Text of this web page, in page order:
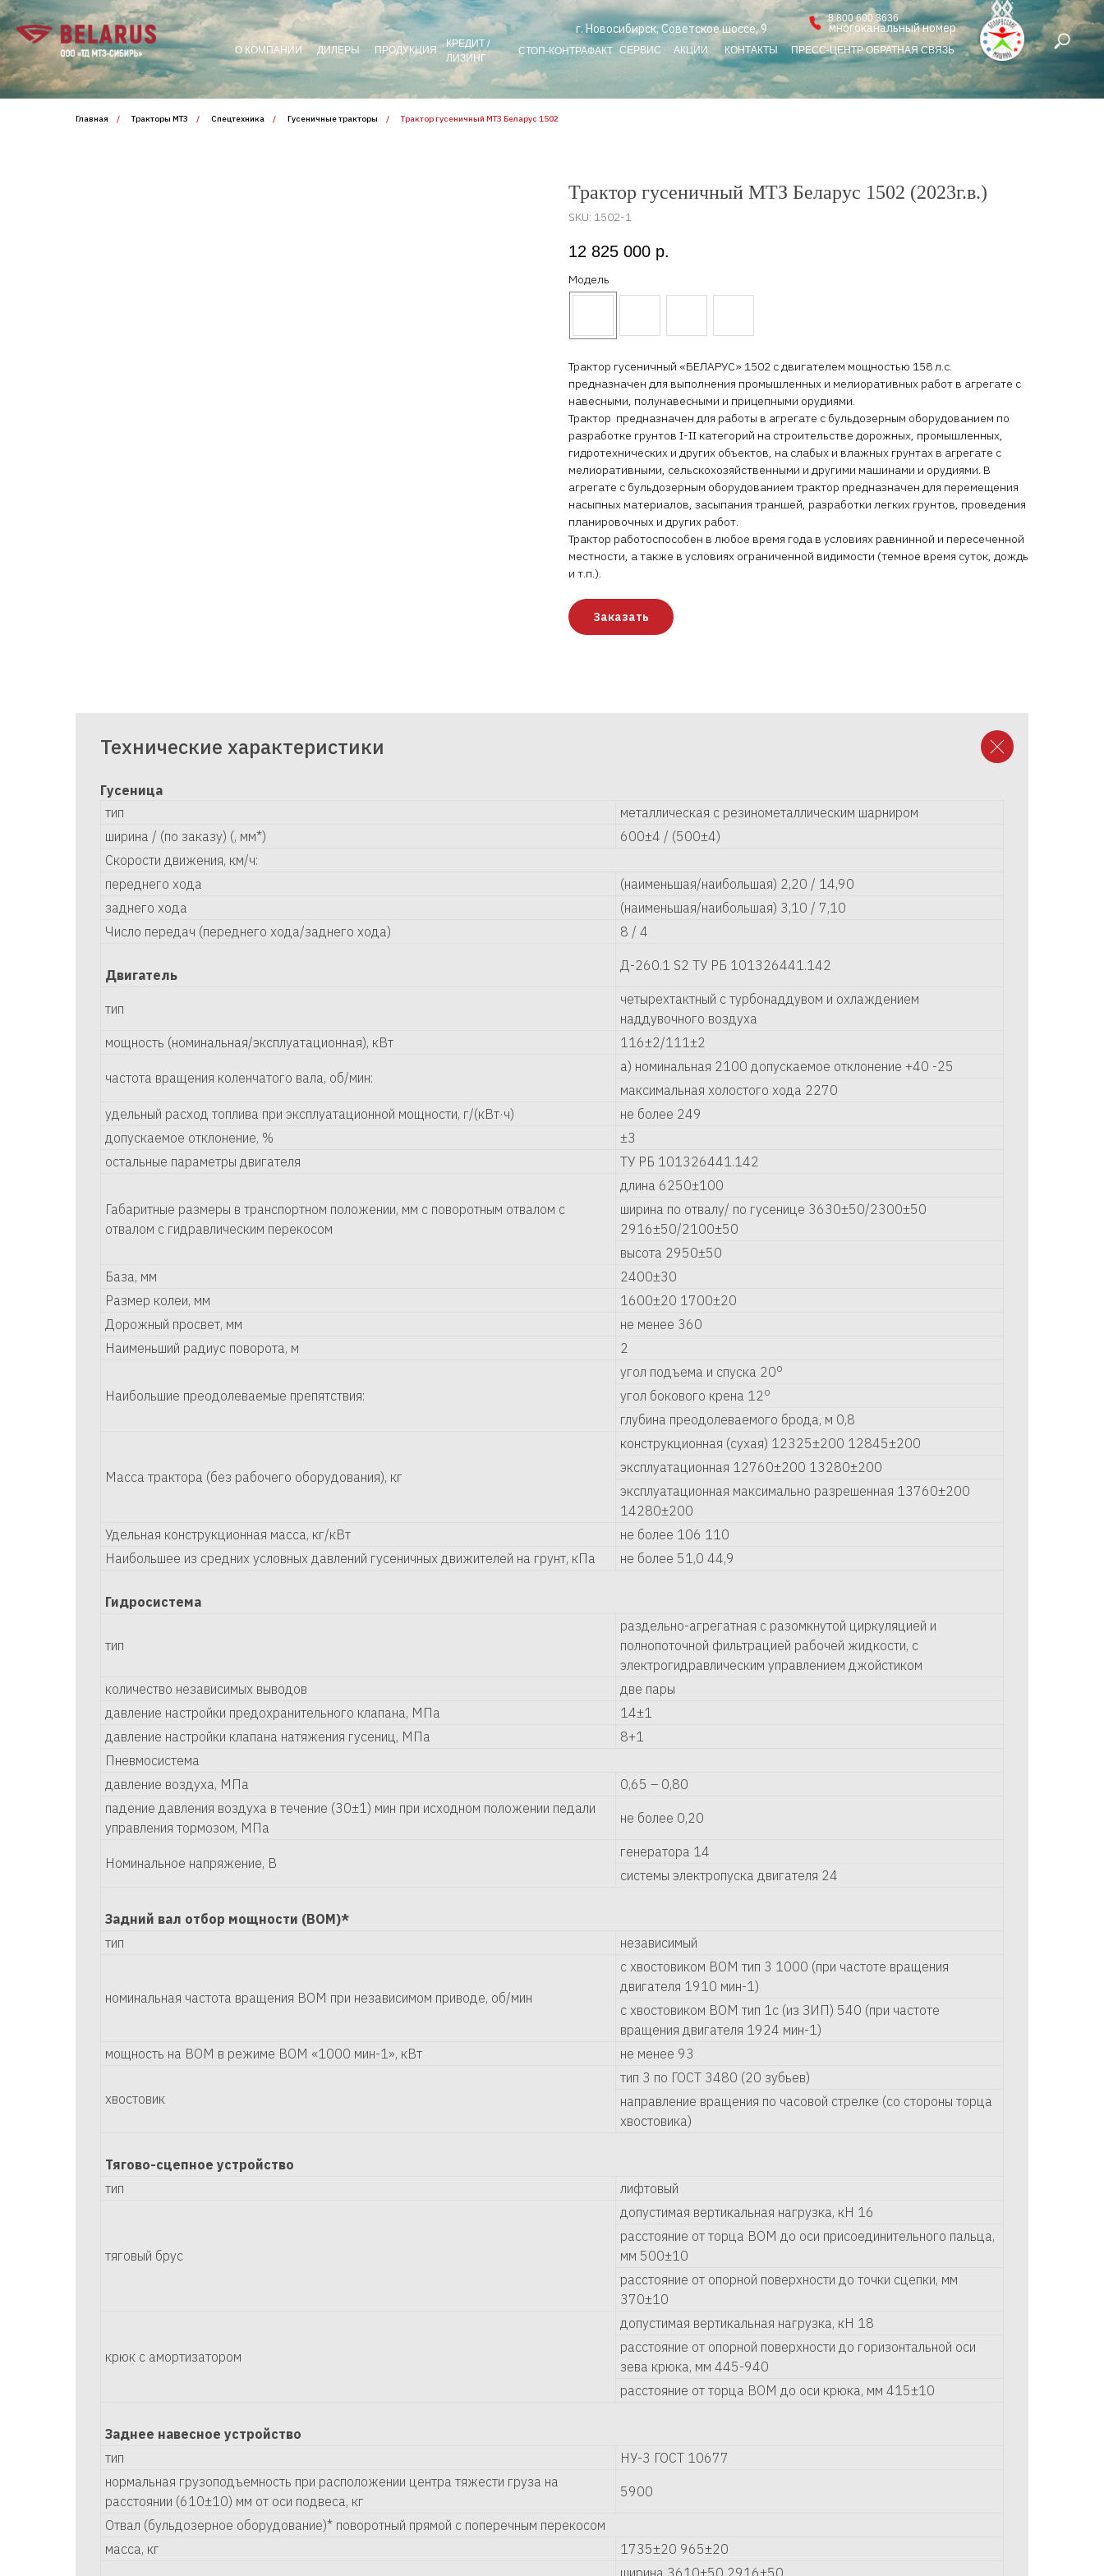
многоканальный номер
8 800 600 3636
г. Новосибирск, Советское шоссе, 9
ОБРАТНАЯ СВЯЗЬ
ПРЕСС-ЦЕНТР
КОНТАКТЫ
АКЦИИ
СЕРВИС
СТОП-КОНТРАФАКТ
КРЕДИТ /
ЛИЗИНГ
ПРОДУКЦИЯ
ДИЛЕРЫ
О КОМПАНИИ
Главная / Тракторы МТЗ / Спецтехника / Гусеничные тракторы / Трактор гусеничный МТЗ Беларус 1502
Трактор гусеничный МТЗ Беларус 1502 (2023г.в.)
SKU: 1502-1
12 825 000 р.
Модель
Трактор гусеничный «БЕЛАРУС» 1502 с двигателем мощностью 158 л.с.
предназначен для выполнения промышленных и мелиоративных работ в агрегате с
навесными, полунавесными и прицепными орудиями.
Трактор предназначен для работы в агрегате с бульдозерным оборудованием по
разработке грунтов I-II категорий на строительстве дорожных, промышленных,
гидротехнических и других объектов, на слабых и влажных грунтах в агрегате с
мелиоративными, сельскохозяйственными и другими машинами и орудиями. В
агрегате с бульдозерным оборудованием трактор предназначен для перемещения
насыпных материалов, засыпания траншей, разработки легких грунтов, проведения
планировочных и других работ.
Трактор работоспособен в любое время года в условиях равнинной и пересеченной
местности, а также в условиях ограниченной видимости (темное время суток, дождь
и т.п.).
Заказать
Технические характеристики
Гусеница
тип
металлическая с резинометаллическим шарниром
ширина / (по заказу) (, мм*)
600±4 / (500±4)
Скорости движения, км/ч:
переднего хода
(наименьшая/наибольшая) 2,20 / 14,90
заднего хода
(наименьшая/наибольшая) 3,10 / 7,10
Число передач (переднего хода/заднего хода)
8 / 4
Двигатель
Д-260.1 S2 ТУ РБ 101326441.142
тип
четырехтактный с турбонаддувом и охлаждением
наддувочного воздуха
мощность (номинальная/эксплуатационная), кВт
116±2/111±2
частота вращения коленчатого вала, об/мин:
а) номинальная 2100 допускаемое отклонение +40 -25
максимальная холостого хода 2270
удельный расход топлива при эксплуатационной мощности, г/(кВт·ч)
не более 249
допускаемое отклонение, %
±3
остальные параметры двигателя
ТУ РБ 101326441.142
Габаритные размеры в транспортном положении, мм с поворотным отвалом с
отвалом с гидравлическим перекосом
длина 6250±100
ширина по отвалу/ по гусенице 3630±50/2300±50
2916±50/2100±50
высота 2950±50
База, мм
2400±30
Размер колеи, мм
1600±20 1700±20
Дорожный просвет, мм
не менее 360
Наименьший радиус поворота, м
2
Наибольшие преодолеваемые препятствия:
угол подъема и спуска 20о
угол бокового крена 12о
глубина преодолеваемого брода, м 0,8
Масса трактора (без рабочего оборудования), кг
конструкционная (сухая) 12325±200 12845±200
эксплуатационная 12760±200 13280±200
эксплуатационная максимально разрешенная 13760±200
14280±200
Удельная конструкционная масса, кг/кВт
не более 106 110
Наибольшее из средних условных давлений гусеничных движителей на грунт, кПа
не более 51,0 44,9
Гидросистема
тип
раздельно-агрегатная с разомкнутой циркуляцией и
полнопоточной фильтрацией рабочей жидкости, с
электрогидравлическим управлением джойстиком
количество независимых выводов
две пары
давление настройки предохранительного клапана, МПа
14±1
давление настройки клапана натяжения гусениц, МПа
8+1
Пневмосистема
давление воздуха, МПа
0,65 – 0,80
падение давления воздуха в течение (30±1) мин при исходном положении педали
управления тормозом, МПа
не более 0,20
Номинальное напряжение, В
генератора 14
системы электропуска двигателя 24
Задний вал отбор мощности (ВОМ)*
тип
независимый
номинальная частота вращения ВОМ при независимом приводе, об/мин
с хвостовиком ВОМ тип 3 1000 (при частоте вращения
двигателя 1910 мин-1)
с хвостовиком ВОМ тип 1с (из ЗИП) 540 (при частоте
вращения двигателя 1924 мин-1)
мощность на ВОМ в режиме ВОМ «1000 мин-1», кВт
не менее 93
хвостовик
тип 3 по ГОСТ 3480 (20 зубьев)
направление вращения по часовой стрелке (со стороны торца
хвостовика)
Тягово-сцепное устройство
тип
лифтовый
тяговый брус
допустимая вертикальная нагрузка, кН 16
расстояние от торца ВОМ до оси присоединительного пальца,
мм 500±10
расстояние от опорной поверхности до точки сцепки, мм
370±10
крюк с амортизатором
допустимая вертикальная нагрузка, кН 18
расстояние от опорной поверхности до горизонтальной оси
зева крюка, мм 445-940
расстояние от торца ВОМ до оси крюка, мм 415±10
Заднее навесное устройство
тип
НУ-3 ГОСТ 10677
нормальная грузоподъемность при расположении центра тяжести груза на
расстоянии (610±10) мм от оси подвеса, кг
5900
Отвал (бульдозерное оборудование)* поворотный прямой с поперечным перекосом
масса, кг
1735±20 965±20
ширина 3610±50 2916±50